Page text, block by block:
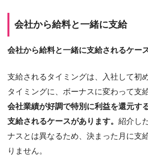
会社から給料と一緒に支給
会社から給料と一緒に支給されるケー
支給されるタイミングは、入社して初
タイミングに、ボーナスに変わって支
会社業績が好調で特別に利益を還元す
支給されるケースがあります。 紹介し
ナスとは異なるため、決まった月に支
りません。